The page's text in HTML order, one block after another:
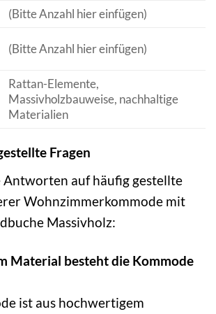
(Bitte Anzahl hier einfügen)
(Bitte Anzahl hier einfügen)
Rattan-Elemente,
Massivholzbauweise, nachhaltige
Materialien
Fragen
Antworten auf häufig gestellte
Wohnzimmerkommode mit
Massivholz:
Material besteht die Kommode
ist aus hochwertigem